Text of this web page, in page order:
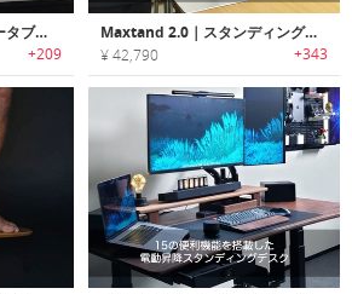
Flio Up｜ノートPC用ポータブルワークステーション「フリオアップ」
+209
Maxtand 2.0｜スタンディングデスクになる高さ調整可能なポータブルスタンディングアーム「マックスタンド2.0」
¥ 42,790 +343